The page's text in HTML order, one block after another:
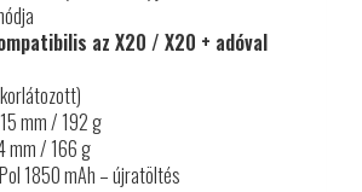
az X20 / X20 + adóval
mm / 192 g
mm / 166 g
1850 mAh – újratöltés